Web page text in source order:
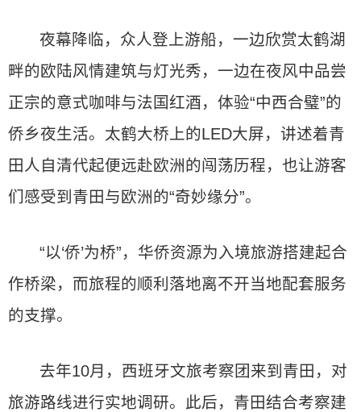
夜幕降临，众人登上游船，一边欣赏太鹤湖
畔的欧陆风情建筑与灯光秀，一边在夜风中品尝
正宗的意式咖啡与法国红酒，体验“中西合璧”的
侨乡夜生活。太鹤大桥上的LED大屏，讲述着青
田人自清代起便远赴欧洲的闯荡历程，也让游客
们感受到青田与欧洲的“奇妙缘分”。
“以‘侨’为桥”，华侨资源为入境旅游搭建起合
作桥梁，而旅程的顺利落地离不开当地配套服务
的支撑。
去年10月，西班牙文旅考察团来到青田，对
旅游路线进行实地调研。此后，青田结合考察建